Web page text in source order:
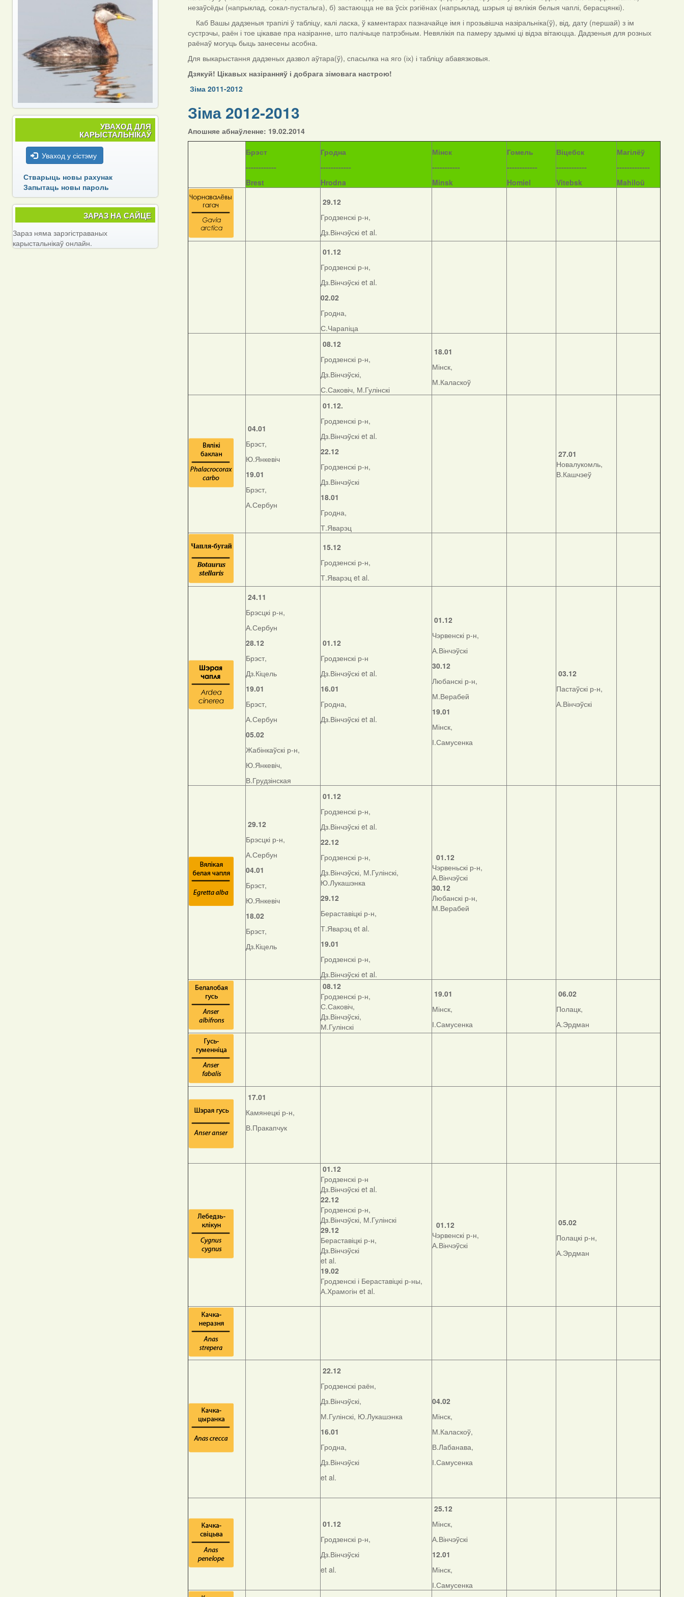
незаўсёды (напрыклад, сокал-пустальга), б) застаюцца не ва ўсіх рэгіёнах (напрыклад, шэрыя ці вялікія белыя чаплі, берасцянкі).
Каб Вашы дадзеныя трапілі ў табліцу, калі ласка, ў каментарах пазначайце імя і прозьвішча назіральніка(ў), від, дату (першай) з ім
сустрэчы, раён і тое цікавае пра назіранне, што палічыце патрэбным. Невялікія па памеру здымкі ці відэа вітаюцца. Дадзеныя для розных
раёнаў могуць быць занесены асобна.
Для выкарыстання дадзеных дазвол аўтара(ў), спасылка на яго (іх) і табліцу абавязковыя.
Дзякуй! Цікавых назіранняў і добрага зімовага настрою!
Зіма 2011-2012
Зіма 2012-2013
Апошняе абнаўленне: 19.02.2014
Брэст
------------
Brest
Гродна
------------
Hrodna
Мінск
-----------
Minsk
Гомель
------------
Homiel
Віцебск
------------
Vitebsk
Магілёў
-------------
Mahiloŭ
29.12
Гродзенскі р-н,
Дз.Вінчэўскі et al.
01.12
Гродзенскі р-н,
Дз.Вінчэўскі et al.
02.02
Гродна,
С.Чарапіца
08.12
Гродзенскі р-н,
Дз.Вінчэўскі,
С.Саковіч, М.Гулінскі
18.01
Мінск,
М.Каласкоў
04.01
Брэст,
Ю.Янкевіч
19.01
Брэст,
А.Сербун
01.12.
Гродзенскі р-н,
Дз.Вінчэўскі et al.
22.12
Гродзенскі р-н,
Дз.Вінчэўскі
18.01
Гродна,
Т.Яварэц
27.01
Новалукомль,
В.Кашчэеў
15.12
Гродзенскі р-н,
Т.Яварэц et al.
24.11
Брэсцкі р-н,
А.Сербун
28.12
Брэст,
Дз.Кіцель
19.01
Брэст,
А.Сербун
05.02
Жабінкаўскі р-н,
Ю.Янкевіч,
В.Грудзінская
01.12
Гродзенскі р-н
Дз.Вінчэўскі et al.
16.01
Гродна,
Дз.Вінчэўскі et al.
01.12
Чэрвенскі р-н,
А.Вінчэўскі
30.12
Любанскі р-н,
М.Верабей
19.01
Мінск,
І.Самусенка
03.12
Пастаўскі р-н,
А.Вінчэўскі
29.12
Брэсцкі р-н,
А.Сербун
04.01
Брэст,
Ю.Янкевіч
18.02
Брэст,
Дз.Кіцель
01.12
Гродзенскі р-н,
Дз.Вінчэўскі et al.
22.12
Гродзенскі р-н,
Дз.Вінчэўскі, М.Гулінскі,
Ю.Лукашэнка
29.12
Бераставіцкі р-н,
Т.Яварэц et al.
19.01
Гродзенскі р-н,
Дз.Вінчэўскі et al.
01.12
Чэрвеньскі р-н,
А.Вінчэўскі
30.12
Любанскі р-н,
М.Верабей
08.12
Гродзенскі р-н,
С.Саковіч,
Дз.Вінчэўскі,
М.Гулінскі
19.01
Мінск,
І.Самусенка
06.02
Полацк,
А.Эрдман
17.01
Камянецкі р-н,
В.Пракапчук
01.12
Гродзенскі р-н
Дз.Вінчэўскі et al.
22.12
Гродзенскі р-н,
Дз.Вінчэўскі, М.Гулінскі
29.12
Бераставіцкі р-н,
Дз.Вінчэўскі
et al.
19.02
Гродзенскі і Бераставіцкі р-ны,
А.Храмогін et al.
01.12
Чэрвенскі р-н,
А.Вінчэўскі
05.02
Полацкі р-н,
А.Эрдман
22.12
Гродзенскі раён,
Дз.Вінчэўскі,
М.Гулінскі, Ю.Лукашэнка
16.01
Гродна,
Дз.Вінчэўскі
et al.
04.02
Мінск,
М.Каласкоў,
В.Лабанава,
І.Самусенка
01.12
Гродзенскі р-н,
Дз.Вінчэўскі
et al.
25.12
Мінск,
А.Вінчэўскі
12.01
Мінск,
І.Самусенка
УВАХОД ДЛЯ
КАРЫСТАЛЬНІКАЎ
Уваход у сістэму
Стварыць новы рахунак
Запытаць новы пароль
ЗАРАЗ НА САЙЦЕ
Зараз няма зарэгістраваных
карыстальнікаў онлайн.